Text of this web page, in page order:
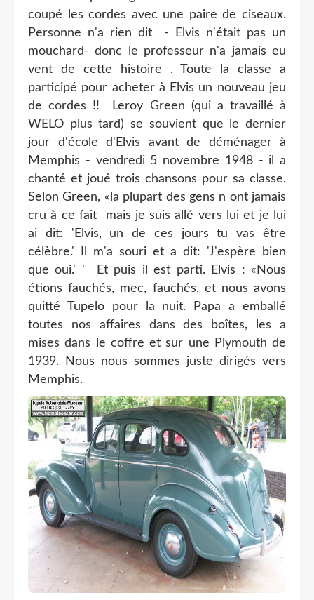
coupé les cordes avec une paire de ciseaux.
Personne n'a rien dit - Elvis n'était pas un
mouchard- donc le professeur n'a jamais eu
vent de cette histoire . Toute la classe a
participé pour acheter à Elvis un nouveau jeu
de cordes !! Leroy Green (qui a travaillé à
WELO plus tard) se souvient que le dernier
jour d'école d'Elvis avant de déménager à
Memphis - vendredi 5 novembre 1948 - il a
chanté et joué trois chansons pour sa classe.
Selon Green, «la plupart des gens n ont jamais
cru à ce fait mais je suis allé vers lui et je lui
ai dit: 'Elvis, un de ces jours tu vas être
célèbre.' Il m'a souri et a dit: 'J'espère bien
que oui.' ' Et puis il est parti. Elvis : «Nous
étions fauchés, mec, fauchés, et nous avons
quitté Tupelo pour la nuit. Papa a emballé
toutes nos affaires dans des boîtes, les a
mises dans le coffre et sur une Plymouth de
1939. Nous nous sommes juste dirigés vers
Memphis.